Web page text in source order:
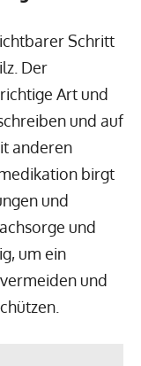
Schritt
Der
Art und
und auf
anderen
birgt
und
und
um ein
und